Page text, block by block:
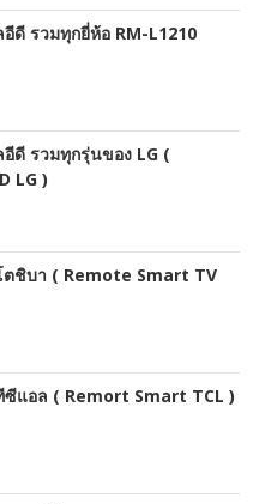
ดี รวมทุกยี่ห้อ RM-L1210
ดี รวมทุกรุ่นของ LG (
LG )
ตชิบา ( Remote Smart TV
ซีแอล ( Remort Smart TCL )